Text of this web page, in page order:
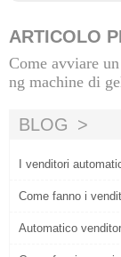
ARTICOLO
Come avviare
ng machine di
BLOG
I venditori
Come fanno i
Automatico